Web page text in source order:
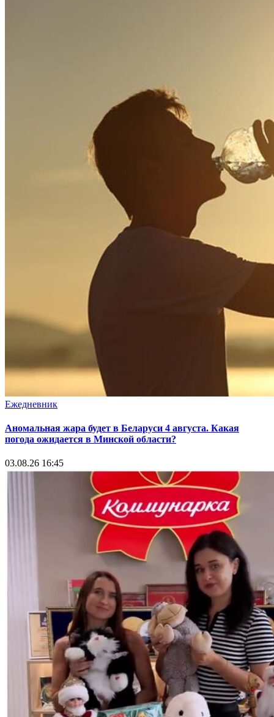
Ежедневник
Аномальная жара будет в Беларуси 4 августа. Какая
погода ожидается в Минской области?
03.08.26 16:45